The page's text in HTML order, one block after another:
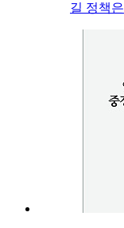
길 정책은